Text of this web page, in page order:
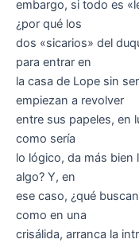
embargo, si todo es
¿por qué los
dos «sicarios» del
para entrar en
la casa de Lope sin
empiezan a revolver
entre sus papeles, en
como sería
lo lógico, da más bien
algo? Y, en
ese caso, ¿qué
como en una
crisálida, arranca la